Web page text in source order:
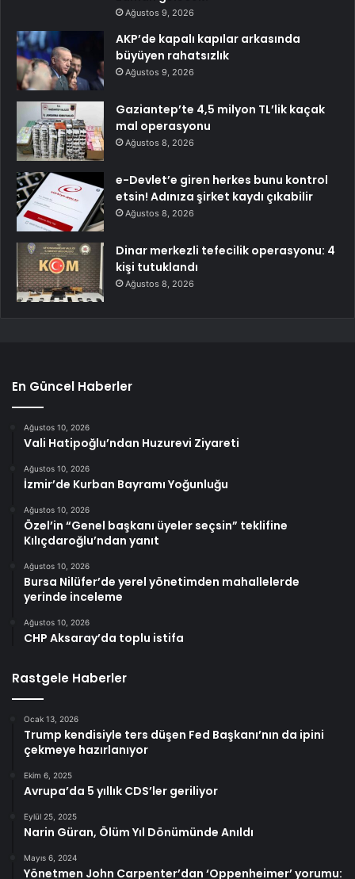
Ağustos 9, 2026
AKP’de kapalı kapılar arkasında
büyüyen rahatsızlık
Ağustos 9, 2026
Gaziantep’te 4,5 milyon TL’lik kaçak
mal operasyonu
Ağustos 8, 2026
e-Devlet’e giren herkes bunu kontrol
etsin! Adınıza şirket kaydı çıkabilir
Ağustos 8, 2026
Dinar merkezli tefecilik operasyonu: 4
kişi tutuklandı
Ağustos 8, 2026
En Güncel Haberler
Ağustos 10, 2026
Vali Hatipoğlu’ndan Huzurevi Ziyareti
Ağustos 10, 2026
İzmir’de Kurban Bayramı Yoğunluğu
Ağustos 10, 2026
Özel’in “Genel başkanı üyeler seçsin” teklifine
Kılıçdaroğlu’ndan yanıt
Ağustos 10, 2026
Bursa Nilüfer’de yerel yönetimden mahallelerde
yerinde inceleme
Ağustos 10, 2026
CHP Aksaray’da toplu istifa
Rastgele Haberler
Ocak 13, 2026
Trump kendisiyle ters düşen Fed Başkanı’nın da ipini
çekmeye hazırlanıyor
Ekim 6, 2025
Avrupa’da 5 yıllık CDS’ler geriliyor
Eylül 25, 2025
Narin Güran, Ölüm Yıl Dönümünde Anıldı
Mayıs 6, 2024
Yönetmen John Carpenter’dan ‘Oppenheimer’ yorumu: